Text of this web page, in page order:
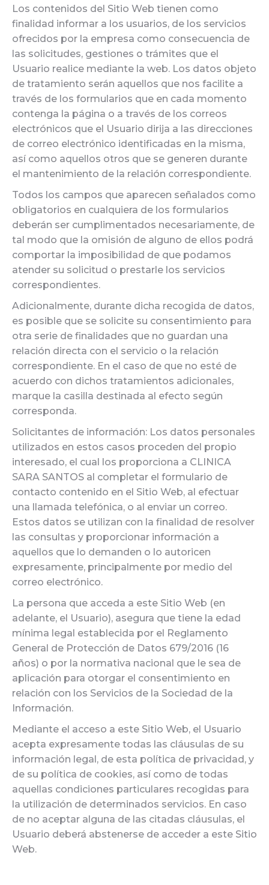
Los contenidos del Sitio Web tienen como
finalidad informar a los usuarios, de los servicios
ofrecidos por la empresa como consecuencia de
las solicitudes, gestiones o trámites que el
Usuario realice mediante la web. Los datos objeto
de tratamiento serán aquellos que nos facilite a
través de los formularios que en cada momento
contenga la página o a través de los correos
electrónicos que el Usuario dirija a las direcciones
de correo electrónico identificadas en la misma,
así como aquellos otros que se generen durante
el mantenimiento de la relación correspondiente.
Todos los campos que aparecen señalados como
obligatorios en cualquiera de los formularios
deberán ser cumplimentados necesariamente, de
tal modo que la omisión de alguno de ellos podrá
comportar la imposibilidad de que podamos
atender su solicitud o prestarle los servicios
correspondientes.
Adicionalmente, durante dicha recogida de datos,
es posible que se solicite su consentimiento para
otra serie de finalidades que no guardan una
relación directa con el servicio o la relación
correspondiente. En el caso de que no esté de
acuerdo con dichos tratamientos adicionales,
marque la casilla destinada al efecto según
corresponda.
Solicitantes de información: Los datos personales
utilizados en estos casos proceden del propio
interesado, el cual los proporciona a CLINICA
SARA SANTOS al completar el formulario de
contacto contenido en el Sitio Web, al efectuar
una llamada telefónica, o al enviar un correo.
Estos datos se utilizan con la finalidad de resolver
las consultas y proporcionar información a
aquellos que lo demanden o lo autoricen
expresamente, principalmente por medio del
correo electrónico.
La persona que acceda a este Sitio Web (en
adelante, el Usuario), asegura que tiene la edad
mínima legal establecida por el Reglamento
General de Protección de Datos 679/2016 (16
años) o por la normativa nacional que le sea de
aplicación para otorgar el consentimiento en
relación con los Servicios de la Sociedad de la
Información.
Mediante el acceso a este Sitio Web, el Usuario
acepta expresamente todas las cláusulas de su
información legal, de esta política de privacidad, y
de su política de cookies, así como de todas
aquellas condiciones particulares recogidas para
la utilización de determinados servicios. En caso
de no aceptar alguna de las citadas cláusulas, el
Usuario deberá abstenerse de acceder a este Sitio
Web.